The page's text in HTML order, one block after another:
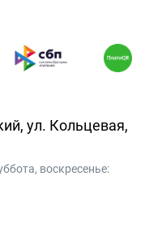
ул. Кольцевая,
воскресенье: